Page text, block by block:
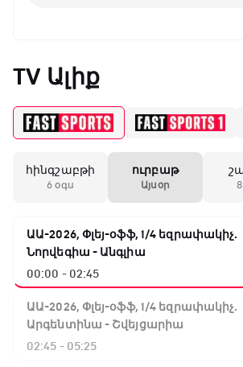
TV Ալիք
հինգշաբթի
6 օգս
ուրբաթ
Այսօր
ԱԱ-2026, Փլեյ-օֆֆ, 1/4 եզրափակիչ.
Նորվեգիա - Անգլիա
00:00 - 02:45
ԱԱ-2026, Փլեյ-օֆֆ, 1/4 եզրափակիչ.
Արգենտինա - Շվեյցարիա
02:45 - 05:25